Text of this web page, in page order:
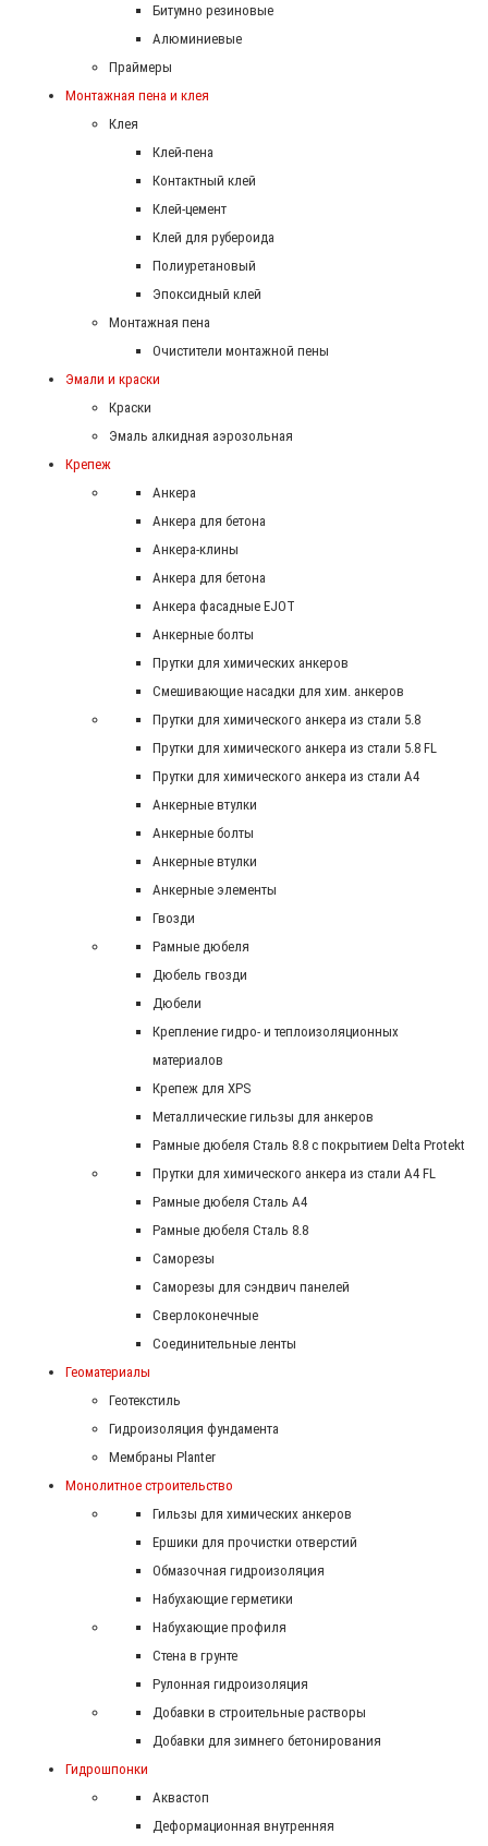
Битумно резиновые
Алюминиевые
Праймеры
Монтажная пена и клея
Клея
Клей-пена
Контактный клей
Клей-цемент
Клей для рубероида
Полиуретановый
Эпоксидный клей
Монтажная пена
Очистители монтажной пены
Эмали и краски
Краски
Эмаль алкидная аэрозольная
Крепеж
Анкера
Анкера для бетона
Анкера-клины
Анкера для бетона
Анкера фасадные EJOT
Анкерные болты
Прутки для химических анкеров
Смешивающие насадки для хим. анкеров
Прутки для химического анкера из стали 5.8
Прутки для химического анкера из стали 5.8 FL
Прутки для химического анкера из стали А4
Анкерные втулки
Анкерные болты
Анкерные втулки
Анкерные элементы
Гвозди
Рамные дюбеля
Дюбель гвозди
Дюбели
Крепление гидро- и теплоизоляционных
материалов
Крепеж для XPS
Металлические гильзы для анкеров
Рамные дюбеля Сталь 8.8 с покрытием Delta Protekt
Прутки для химического анкера из стали А4 FL
Рамные дюбеля Сталь A4
Рамные дюбеля Сталь 8.8
Саморезы
Саморезы для сэндвич панелей
Сверлоконечные
Соединительные ленты
Геоматериалы
Геотекстиль
Гидроизоляция фундамента
Мембраны Planter
Монолитное строительство
Гильзы для химических анкеров
Ершики для прочистки отверстий
Обмазочная гидроизоляция
Набухающие герметики
Набухающие профиля
Стена в грунте
Рулонная гидроизоляция
Добавки в строительные растворы
Добавки для зимнего бетонирования
Гидрошпонки
Аквастоп
Деформационная внутренняя